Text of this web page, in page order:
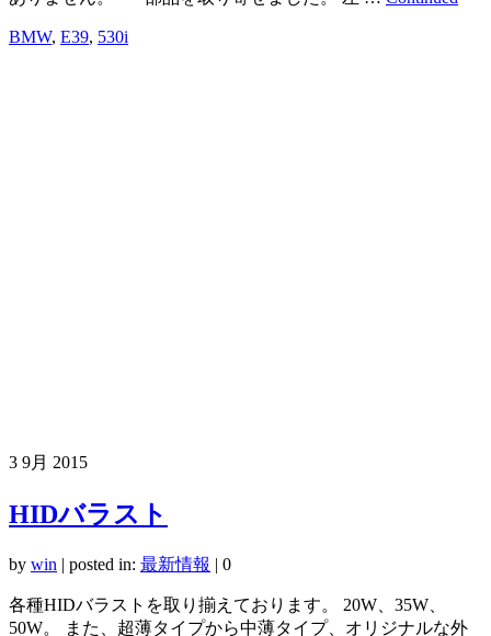
BMW, E39, 530i
3 9月 2015
HIDバラスト
by win | posted in: 最新情報 | 0
各種HIDバラストを取り揃えております。 20W、35W、
50W。 また、超薄タイプから中薄タイプ、オリジナルな外